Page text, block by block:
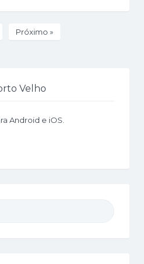
Próximo »
Velho
Android e iOS.